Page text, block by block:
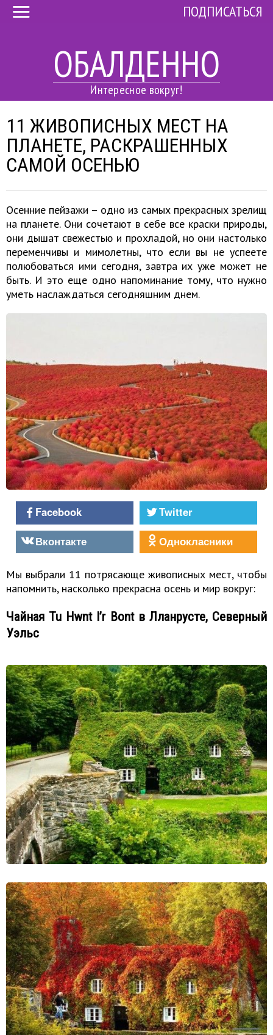
ОБАЛДЕННО
Интересное вокруг!
ПОДПИСАТЬСЯ
11 ЖИВОПИСНЫХ МЕСТ НА
ПЛАНЕТЕ, РАСКРАШЕННЫХ
САМОЙ ОСЕНЬЮ
Осенние пейзажи – одно из самых прекрасных зрелищ
на планете. Они сочетают в себе все краски природы,
они дышат свежестью и прохладой, но они настолько
переменчивы и мимолетны, что если вы не успеете
полюбоваться ими сегодня, завтра их уже может не
быть. И это еще одно напоминание тому, что нужно
уметь наслаждаться сегодняшним днем.
Facebook
Twitter
Вконтакте
Однокласники
Мы выбрали 11 потрясающе живописных мест, чтобы
напомнить, насколько прекрасна осень и мир вокруг:
Чайная Tu Hwnt I’r Bont в Лланрусте, Северный
Уэльс